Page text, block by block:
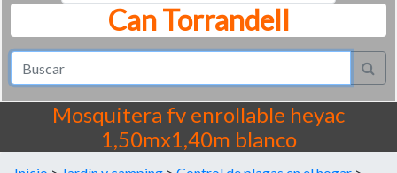
Can Torrandell
Mosquitera fv enrollable heyac
1,50mx1,40m blanco